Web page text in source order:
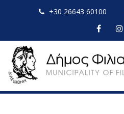
+30 26643 60100